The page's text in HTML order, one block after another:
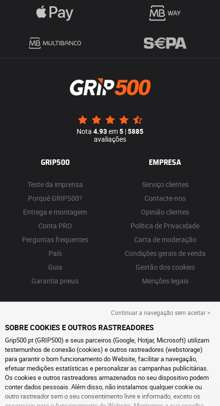
Nota 4.93em5 |5885
avaliações
GRIP500
Teste da imprensa
Porquê GRIP500?
Entrega e montagem
Conta PRO
Perguntas frequentes
País
Guia
Garantia pneus
EMPRESA
Serviço clientes
Contacte-nos
Opinião clientes
Política de Privacidade
Carta de moderação
Condições gerais de venda
Gestão dos cookies
Menções legais
Continuar a navegação sem aceitar >
SOBRE COOKIES E OUTROS RASTREADORES
Grip500.pt (GRIP500) e seus parceiros (Google, Hotjar, Microsoft) utilizam
testemunhos de conexão (cookies) e outros rastreadores (webstorage)
para garantir o bom funcionamento do Website, facilitar a navegação,
efetuar medições estatísticas e personalizar as campanhas publicitárias.
Os cookies e outros rastreadores armazenados no seu dispositivo podem
conter dados pessoais. Além disso, não instalamos qualquer cookie ou
outro rastreador sem o seu consentimento livre e informado, exceto os